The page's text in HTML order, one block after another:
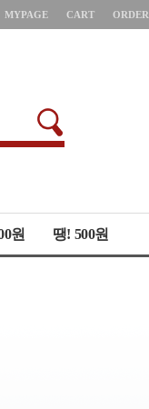
MYPAGE CART ORDER
원 땡! 500원